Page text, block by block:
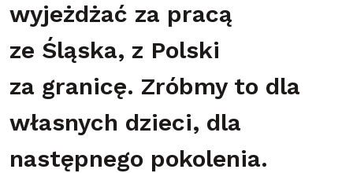
wyjeżdżać za pracą
ze Śląska, z Polski
za granicę. Zróbmy to dla
własnych dzieci, dla
następnego pokolenia.